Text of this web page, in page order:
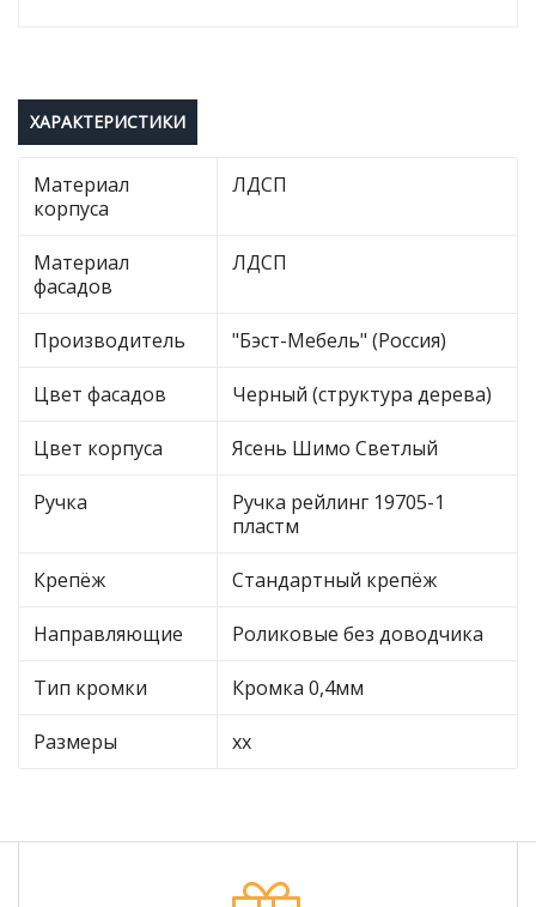
ХАРАКТЕРИСТИКИ
Материал
корпуса
ЛДСП
Материал
фасадов
ЛДСП
Производитель "Бэст-Мебель" (Россия)
Цвет фасадов Черный (структура дерева)
Цвет корпуса Ясень Шимо Светлый
Ручка
Ручка рейлинг 19705-1
пластм
Крепёж Стандартный крепёж
Направляющие Роликовые без доводчика
Тип кромки Кромка 0,4мм
Размеры хх